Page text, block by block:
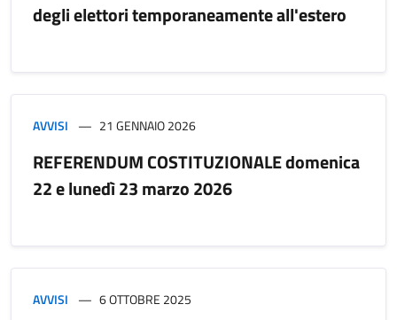
degli elettori temporaneamente all'estero
AVVISI 21 GENNAIO 2026
REFERENDUM COSTITUZIONALE domenica
22 e lunedì 23 marzo 2026
AVVISI 6 OTTOBRE 2025